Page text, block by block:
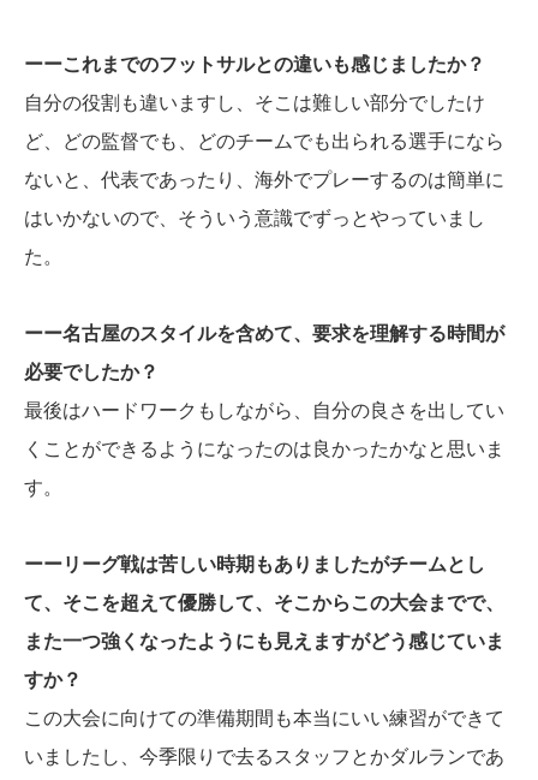
ーーこれまでのフットサルとの違いも感じましたか？
自分の役割も違いますし、そこは難しい部分でしたけ
ど、どの監督でも、どのチームでも出られる選手になら
ないと、代表であったり、海外でプレーするのは簡単に
はいかないので、そういう意識でずっとやっていまし
た。
ーー名古屋のスタイルを含めて、要求を理解する時間が
必要でしたか？
最後はハードワークもしながら、自分の良さを出してい
くことができるようになったのは良かったかなと思いま
す。
ーーリーグ戦は苦しい時期もありましたがチームとし
て、そこを超えて優勝して、そこからこの大会までで、
また一つ強くなったようにも見えますがどう感じていま
すか？
この大会に向けての準備期間も本当にいい練習ができて
いましたし、今季限りで去るスタッフとかダルランであ